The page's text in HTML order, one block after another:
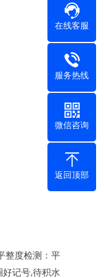
整度检测：平
记号,待积水
在线客服
服务热线
微信咨询
返回顶部